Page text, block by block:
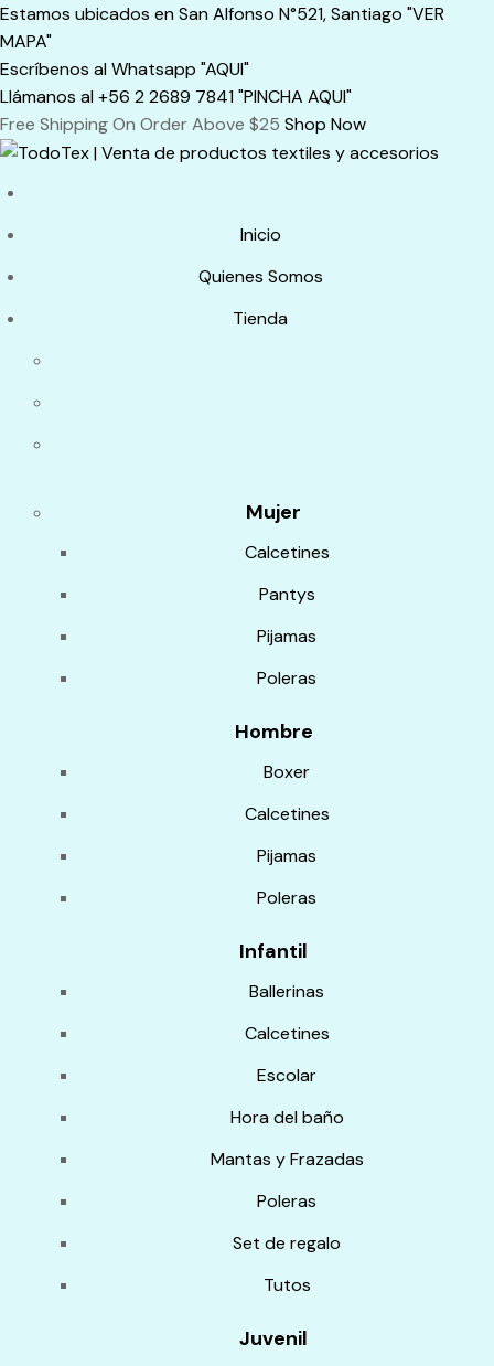
Skip
to
content
Estamos ubicados en San Alfonso N°521, Santiago "VER
MAPA"
Escríbenos al Whatsapp "AQUI"
Llámanos al +56 2 2689 7841 "PINCHA AQUI"
Free Shipping On Order Above $25 Shop Now
Inicio
Quienes Somos
Tienda
Mujer
Calcetines
Pantys
Pijamas
Poleras
Hombre
Boxer
Calcetines
Pijamas
Poleras
Infantil
Ballerinas
Calcetines
Escolar
Hora del baño
Mantas y Frazadas
Poleras
Set de regalo
Tutos
Juvenil